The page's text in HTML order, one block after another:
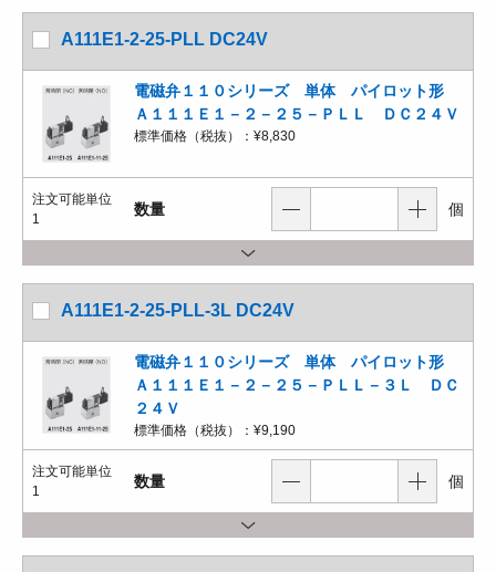
A111E1-2-25-PLL DC24V
電磁弁１１０シリーズ 単体 パイロット形
Ａ１１１Ｅ１－２－２５－ＰＬＬ ＤＣ２４Ｖ
標準価格（税抜）： ¥8,830
注文可能単位
1
数量 個
A111E1-2-25-PLL-3L DC24V
電磁弁１１０シリーズ 単体 パイロット形
Ａ１１１Ｅ１－２－２５－ＰＬＬ－３Ｌ ＤＣ
２４Ｖ
標準価格（税抜）： ¥9,190
注文可能単位
1
数量 個